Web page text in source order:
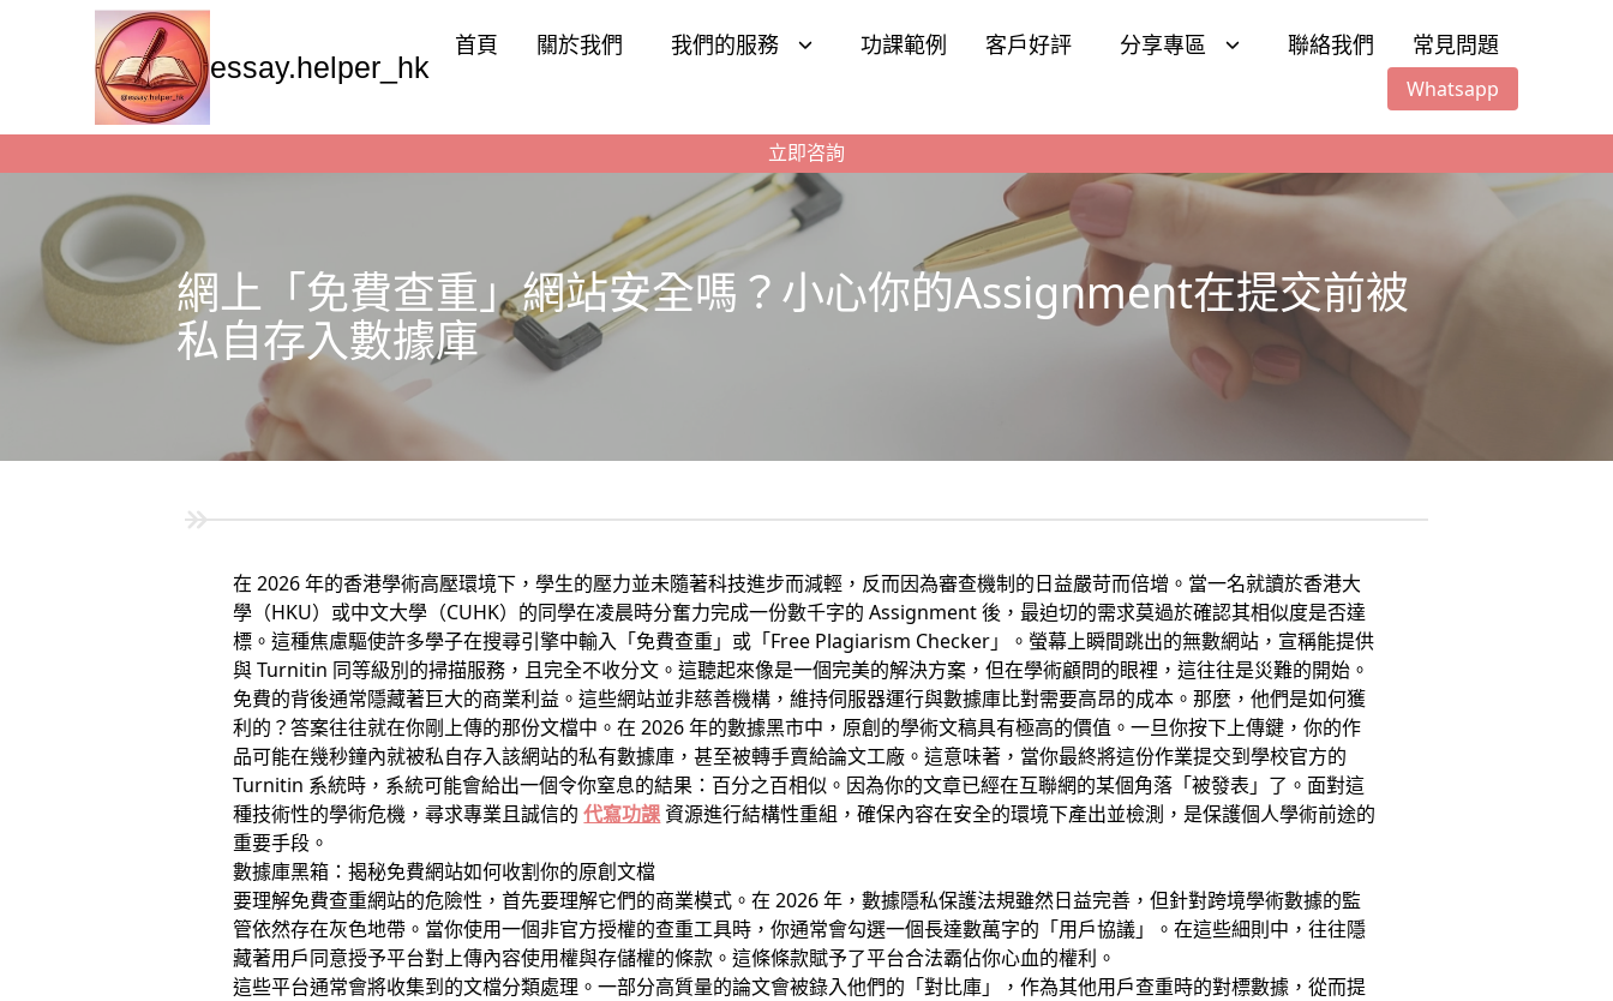
essay.helper_hk
首頁 關於我們 我們的服務 功課範例 客戶好評 分享專區 聯絡我們 常見問題
Whatsapp
立即咨詢
網上「免費查重」網站安全嗎？小心你的Assignment在提交前被
私自存入數據庫
在 2026 年的香港學術高壓環境下，學生的壓力並未隨著科技進步而減輕，反而因為審查機制的日益嚴苛而倍增。當一名就讀於香港大
學（HKU）或中文大學（CUHK）的同學在凌晨時分奮力完成一份數千字的 Assignment 後，最迫切的需求莫過於確認其相似度是否達
標。這種焦慮驅使許多學子在搜尋引擎中輸入「免費查重」或「Free Plagiarism Checker」。螢幕上瞬間跳出的無數網站，宣稱能提供
與 Turnitin 同等級別的掃描服務，且完全不收分文。這聽起來像是一個完美的解決方案，但在學術顧問的眼裡，這往往是災難的開始。
免費的背後通常隱藏著巨大的商業利益。這些網站並非慈善機構，維持伺服器運行與數據庫比對需要高昂的成本。那麼，他們是如何獲
利的？答案往往就在你剛上傳的那份文檔中。在 2026 年的數據黑市中，原創的學術文稿具有極高的價值。一旦你按下上傳鍵，你的作
品可能在幾秒鐘內就被私自存入該網站的私有數據庫，甚至被轉手賣給論文工廠。這意味著，當你最終將這份作業提交到學校官方的
Turnitin 系統時，系統可能會給出一個令你窒息的結果：百分之百相似。因為你的文章已經在互聯網的某個角落「被發表」了。面對這
種技術性的學術危機，尋求專業且誠信的代寫功課 資源進行結構性重組，確保內容在安全的環境下產出並檢測，是保護個人學術前途的
重要手段。
數據庫黑箱：揭秘免費網站如何收割你的原創文檔
要理解免費查重網站的危險性，首先要理解它們的商業模式。在 2026 年，數據隱私保護法規雖然日益完善，但針對跨境學術數據的監
管依然存在灰色地帶。當你使用一個非官方授權的查重工具時，你通常會勾選一個長達數萬字的「用戶協議」。在這些細則中，往往隱
藏著用戶同意授予平台對上傳內容使用權與存儲權的條款。這條條款賦予了平台合法霸佔你心血的權利。
這些平台通常會將收集到的文檔分類處理。一部分高質量的論文會被錄入他們的「對比庫」，作為其他用戶查重時的對標數據，從而提